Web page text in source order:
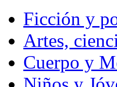
Ficción y
Artes,
Cuerpo y